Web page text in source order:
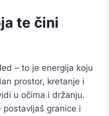
te čini
– to je energija koju
prostor, kretanje i
u očima i držanju.
postavljaš granice i